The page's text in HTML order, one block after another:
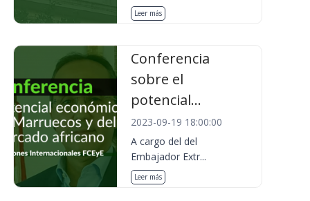
Leer más
Conferencia
sobre el
potencial...
2023-09-19 18:00:00
A cargo del del
Embajador Extr...
Leer más